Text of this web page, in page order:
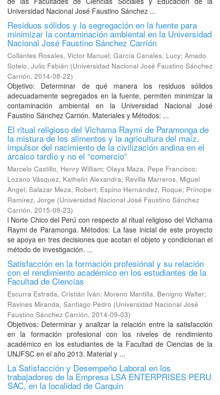
Universidad Nacional José Faustino Sánchez ...
Residuos sólidos y la segregación en la fuente para
minimizar la contaminación ambiental en la Universidad
Nacional José Faustino Sánchez Carrión
Collantes Rosales, Victor Manuel; García Canales, Lucy; Amado
Sotelo, Julio Fabián (Universidad Nacional José Faustino Sánchez
Carrión, 2014-08-22)
Objetivo: Determinar de qué manera los residuos sólidos
adecuadamente segregados en la fuente, permiten minimizar la
contaminación ambiental en la Universidad Nacional José
Faustino Sánchez Carrión. Materiales y Métodos: ...
El ritual religioso del Vichama Raymi de Paramonga de
la mistura de los alimentos y la agricultura del maíz,
impulsor del nacimiento de la civilización andina en el
arcaico tardío y no el “comercio”
Marcelo Castillo, Henry William; Olaya Maza, Pepe Francisco;
Lozano Vásquez, Kathelin Alexandra; Revilla Marreros, Miguel
Angel; Salazar Meza, Robert; Espino Hernández, Roque; Príncipe
Ramírez, Jorge (Universidad Nacional José Faustino Sánchez
Carrión, 2015-09-23)
l Norte Chico del Perú con respecto al ritual religioso del Vichama
Raymi de Paramonga. Métodos: La fase inicial de este proyecto
se apoya en tres decisiones que acotan el objeto y condicionan el
método de investigación. ...
Satisfacción en la formación profesiónal y su relación
con el rendimiento académico en los estudiantes de la
Facultad de Ciencias
Escurra Estrada, Cristián Iván; Moreno Mantilla, Benigno Walter;
Ravines Miranda, Santiago Pedro (Universidad Nacional José
Faustino Sánchez Carrión, 2014-09-03)
Objetivos: Determinar y analizar la relación entre la satisfacción
en la formación profesional con los niveles de rendimiento
académico en los estudiantes de la Facultad de Ciencias de la
UNJFSC en el año 2013. Material y ...
La Satisfacción y Desempeño Laboral en los
trabajadores de la Empresa LSA ENTERPRISES PERU
SAC, en la localidad de Carquin